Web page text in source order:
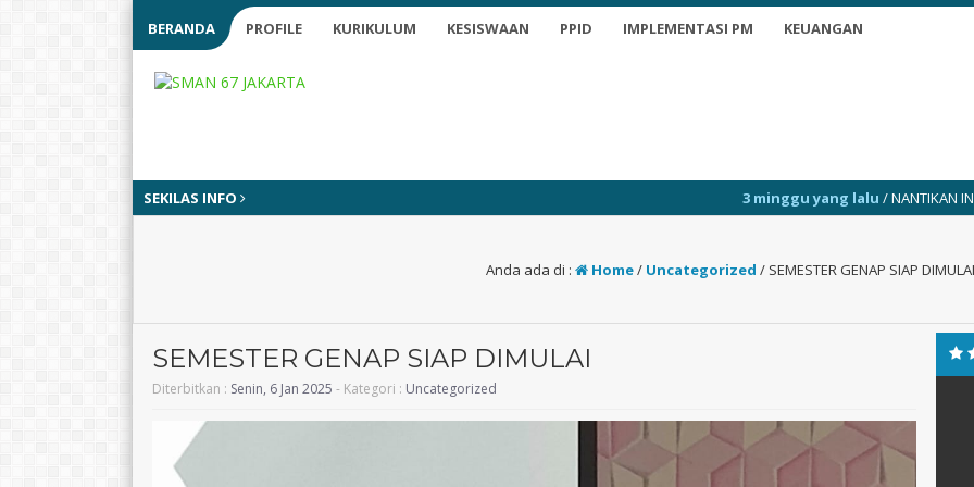
BERANDA PROFILE KURIKULUM KESISWAAN PPID IMPLEMENTASI PM KEUANGAN
SEKILAS INFO / NANTIKAN INFO TERKINI
Anda ada di : Home/ Uncategorized / SEMESTER GENAP SIAP DIMULAI
SEMESTER GENAP SIAP DIMULAI
Diterbitkan : Senin, 6 Jan 2025 - Kategori : Uncategorized